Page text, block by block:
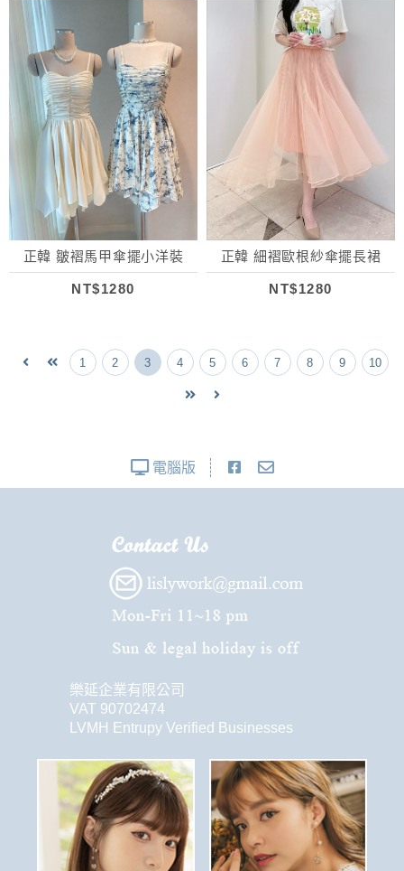
正韓 皺褶馬甲傘擺小洋裝
NT$1280
正韓 細褶歐根紗傘擺長裙
NT$1280
1 2 3 4 5 6 7 8 9 10
電腦版
樂延企業有限公司
VAT 90702474
LVMH Entrupy Verified Businesses